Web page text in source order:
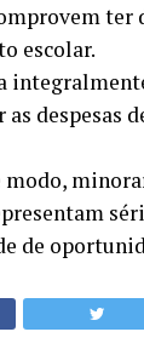
ter
escolar.
as
de